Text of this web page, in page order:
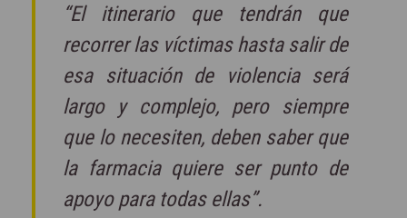
“El itinerario que tendrán que
recorrer las víctimas hasta salir de
esa situación de violencia será
largo y complejo, pero siempre
que lo necesiten, deben saber que
la farmacia quiere ser punto de
apoyo para todas ellas”.